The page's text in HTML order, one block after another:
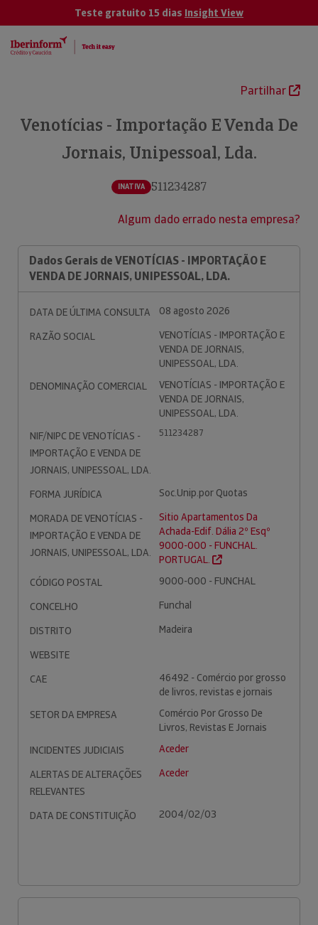
Teste gratuito 15 dias Insight View
Partilhar
Venotícias - Importação E Venda De
Jornais, Unipessoal, Lda.
INATIVA 511234287
Algum dado errado nesta empresa?
Dados Gerais de VENOTÍCIAS - IMPORTAÇÃO E
VENDA DE JORNAIS, UNIPESSOAL, LDA.
DATA DE ÚLTIMA CONSULTA
08 agosto 2026
RAZÃO SOCIAL
VENOTÍCIAS - IMPORTAÇÃO E
VENDA DE JORNAIS,
UNIPESSOAL, LDA.
DENOMINAÇÃO COMERCIAL
VENOTÍCIAS - IMPORTAÇÃO E
VENDA DE JORNAIS,
UNIPESSOAL, LDA.
NIF/NIPC DE VENOTÍCIAS -
IMPORTAÇÃO E VENDA DE
JORNAIS, UNIPESSOAL, LDA.
511234287
FORMA JURÍDICA
Soc.Unip.por Quotas
MORADA DE VENOTÍCIAS -
IMPORTAÇÃO E VENDA DE
JORNAIS, UNIPESSOAL, LDA.
Sitio Apartamentos Da
Achada-Edif. Dália 2º Esqº
9000-000 - FUNCHAL.
PORTUGAL.
CÓDIGO POSTAL
9000-000 - FUNCHAL
CONCELHO
Funchal
DISTRITO
Madeira
WEBSITE
CAE
46492 - Comércio por grosso
de livros, revistas e jornais
SETOR DA EMPRESA
Comércio Por Grosso De
Livros, Revistas E Jornais
INCIDENTES JUDICIAIS
Aceder
ALERTAS DE ALTERAÇÕES
RELEVANTES
Aceder
DATA DE CONSTITUIÇÃO 2004/02/03